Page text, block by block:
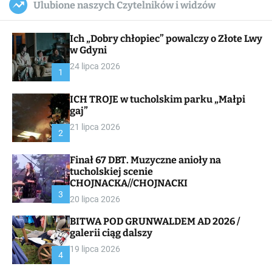
c
a
a
s
W
i
e
l
c
Ulubione naszych Czytelników i widzów
1
Ich „Dobry chłopiec” powalczy o Złote Lwy
w Gdyni
24 lipca 2026
2
ICH TROJE w tucholskim parku „Małpi
gaj”
21 lipca 2026
3
Finał 67 DBT. Muzyczne anioły na
tucholskiej scenie
CHOJNACKA//CHOJNACKI
20 lipca 2026
4
BITWA POD GRUNWALDEM AD 2026 /
galerii ciąg dalszy
19 lipca 2026